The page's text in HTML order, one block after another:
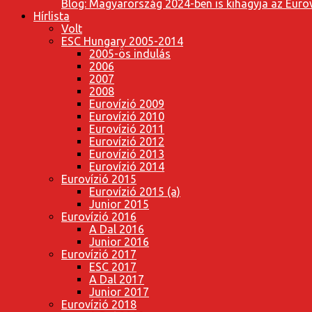
Blog: Magyarország 2024-ben is kihagyja az
Hírlista
Volt
ESC Hungary 2005-2014
2005-ös indulás
2006
2007
2008
Eurovízió 2009
Eurovízió 2010
Eurovízió 2011
Eurovízió 2012
Eurovízió 2013
Eurovízió 2014
Eurovízió 2015
Eurovízió 2015 (a)
Junior 2015
Eurovízió 2016
A Dal 2016
Junior 2016
Eurovízió 2017
ESC 2017
A Dal 2017
Junior 2017
Eurovízió 2018